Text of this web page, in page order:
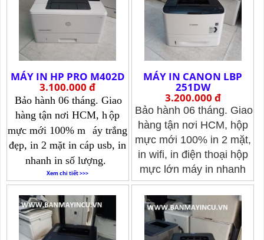
MÁY IN HP PRO M402D
3.100.000 đ
Bảo hành 06 tháng. Giao
hàng tận nơi HCM, h ộp
mực mới 100% m
áy trắng
đẹp, in 2 mặt in cáp usb, in
nhanh in số lượng.
Xem chi tiết >>>
MÁY IN CANON LBP
251DW
3.200.000 đ
Bảo hành 06 tháng. Giao
hàng tận nơi HCM, hộp
mực mới 100% in 2 mặt,
in wifi, in điện thoại hộp
mực lớn máy in nhanh
a4a5.
Xem chi tiết >>>